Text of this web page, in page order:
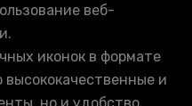
веб-
иконок в формате
высококачественные и